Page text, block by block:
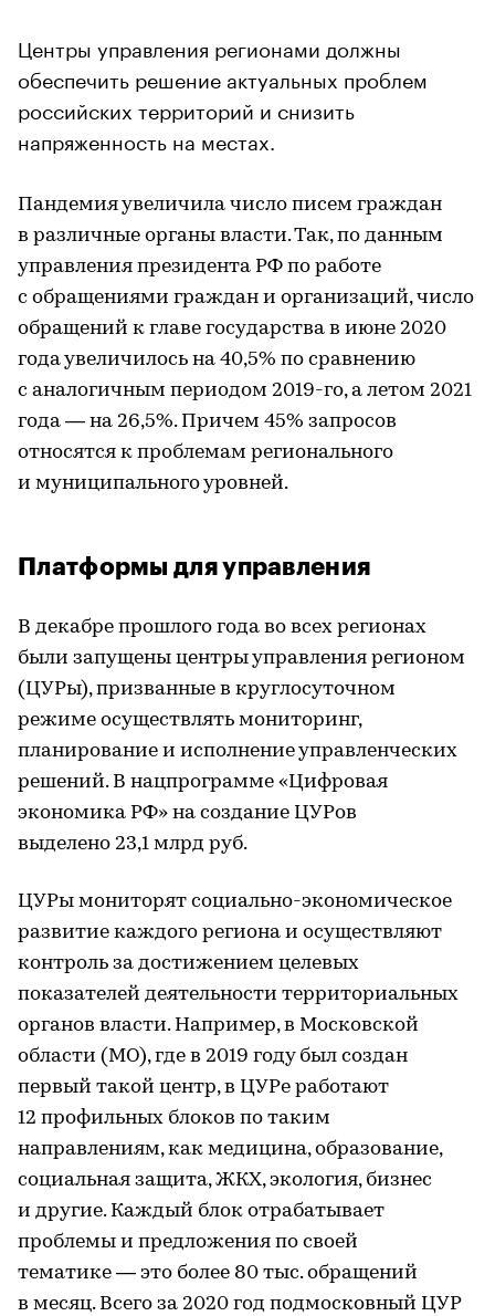
Центры управления регионами должны
обеспечить решение актуальных проблем
российских территорий и снизить
напряженность на местах.
Пандемия увеличила число писем граждан
в различные органы власти. Так, по данным
управления президента РФ по работе
с обращениями граждан и организаций, число
обращений к главе государства в июне 2020
года увеличилось на 40,5% по сравнению
с аналогичным периодом 2019-го, а летом 2021
года — на 26,5%. Причем 45% запросов
относятся к проблемам регионального
и муниципального уровней.
Платформы для управления
В декабре прошлого года во всех регионах
были запущены центры управления регионом
(ЦУРы), призванные в круглосуточном
режиме осуществлять мониторинг,
планирование и исполнение управленческих
решений. В нацпрограмме «Цифровая
экономика РФ» на создание ЦУРов
выделено 23,1 млрд руб.
ЦУРы мониторят социально-экономическое
развитие каждого региона и осуществляют
контроль за достижением целевых
показателей деятельности территориальных
органов власти. Например, в Московской
области (МО), где в 2019 году был создан
первый такой центр, в ЦУРе работают
12 профильных блоков по таким
направлениям, как медицина, образование,
социальная защита, ЖКХ, экология, бизнес
и другие. Каждый блок отрабатывает
проблемы и предложения по своей
тематике — это более 80 тыс. обращений
в месяц. Всего за 2020 год подмосковный ЦУР